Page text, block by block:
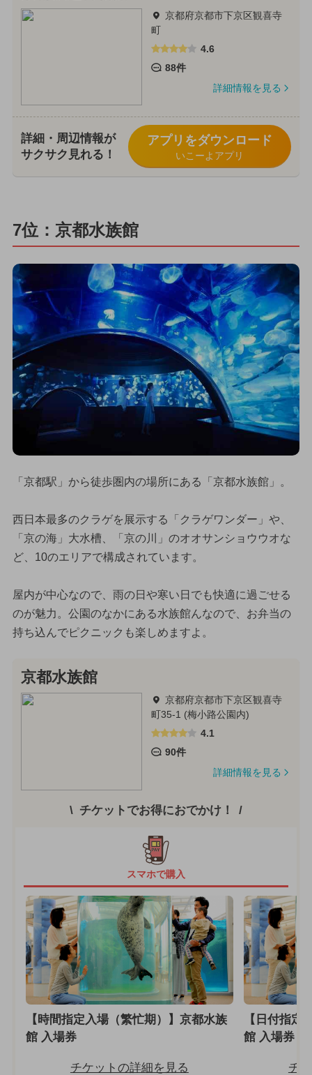
京都府京都市下京区観喜寺
町
4.6
88件
詳細情報を見る
詳細・周辺情報が
サクサク見れる！
アプリをダウンロード
いこーよアプリ
7位：京都水族館
「京都駅」から徒歩圏内の場所にある「京都水族館」。
西日本最多のクラゲを展示する「クラゲワンダー」や、
「京の海」大水槽、「京の川」のオオサンショウウオな
ど、10のエリアで構成されています。
屋内が中心なので、雨の日や寒い日でも快適に過ごせる
のが魅力。公園のなかにある水族館んなので、お弁当の
持ち込んでピクニックも楽しめますよ。
京都水族館
京都府京都市下京区観喜寺
町35-1 (梅小路公園内)
4.1
90件
詳細情報を見る
チケットでお得におでかけ！
スマホで購入
【時間指定入場（繁忙期）】京都水族
館 入場券
チケットの詳細を見る
【日付指定
館 入場券
チ